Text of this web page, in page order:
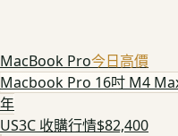
MacBook Pro今日高價
Macbook Pro 16吋 M4
年
US3C 收購行情$82,400